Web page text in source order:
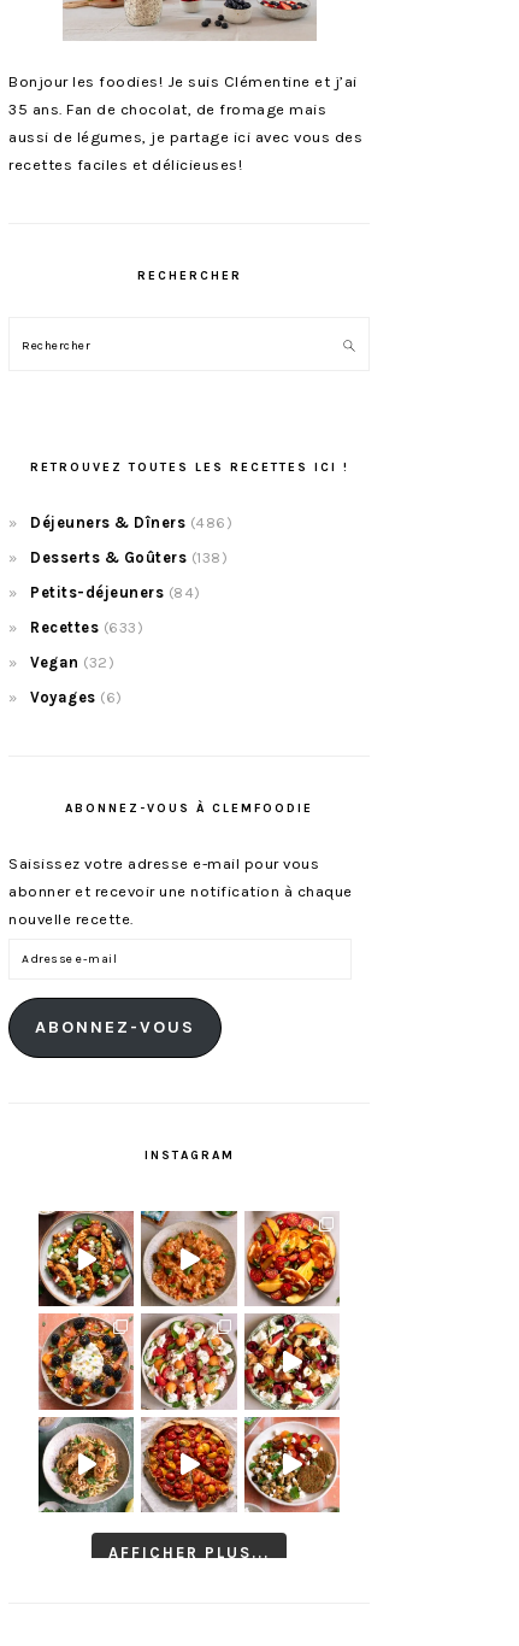
Bonjour les foodies! Je suis Clémentine et j’ai
35 ans. Fan de chocolat, de fromage mais
aussi de légumes, je partage ici avec vous des
recettes faciles et délicieuses!
RECHERCHER
Rechercher
RETROUVEZ TOUTES LES RECETTES ICI !
Déjeuners & Dîners (486)
Desserts & Goûters (138)
Petits-déjeuners (84)
Recettes (633)
Vegan (32)
Voyages (6)
ABONNEZ-VOUS À CLEMFOODIE
Saisissez votre adresse e-mail pour vous
abonner et recevoir une notification à chaque
nouvelle recette.
Adresse
mail
ABONNEZ-VOUS
INSTAGRAM
AFFICHER PLUS...